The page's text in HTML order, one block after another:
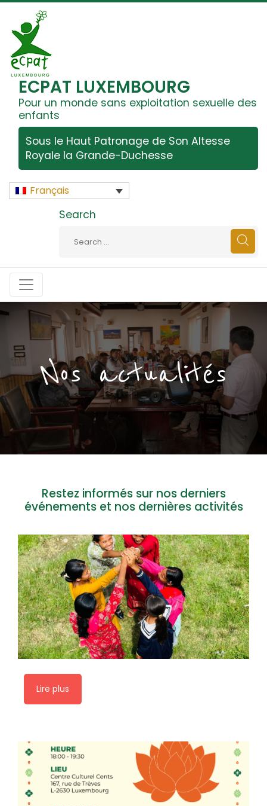
ECPAT LUXEMBOURG
Pour un monde sans exploitation sexuelle des
enfants
Sous le Haut Patronage de Son Altesse
Royale la Grande-Duchesse
Français
Search
Nos actualités
Restez informés sur nos derniers
événements et nos dernières activités
Lire plus